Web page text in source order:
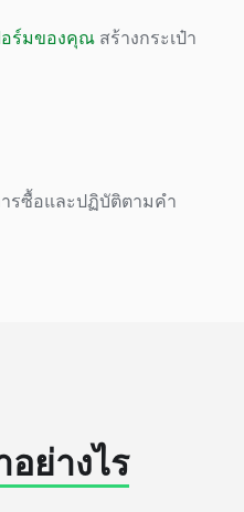
อร์มของคุณ สร้างกระเป๋า
รซื้อและปฏิบัติตามคำ
ย่างไร